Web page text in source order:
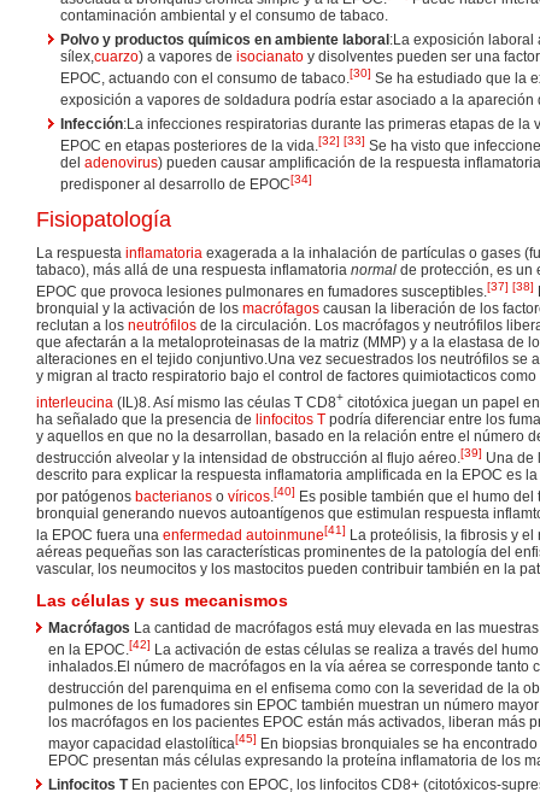
contaminación ambiental y el consumo de tabaco.
Polvo y productos químicos en ambiente laboral:La exposición laboral
sílex, cuarzo) a vapores de isocianato y disolventes pueden ser una
EPOC, actuando con el consumo de tabaco. [30] Se ha estudiado que la
exposición a vapores de soldadura podría estar asociado a la apareción
Infección:La infecciones respiratorias durante las primeras etapas de la
EPOC en etapas posteriores de la vida. [32] [33] Se ha visto que
del adenovirus) pueden causar amplificación de la respuesta
predisponer al desarrollo de EPOC[34]
Fisiopatología
La respuesta inflamatoria exagerada a la inhalación de partículas o gases
tabaco), más allá de una respuesta inflamatoria normal de protección, es un
EPOC que provoca lesiones pulmonares en fumadores susceptibles. [37] [38]
bronquial y la activación de los macrófagos causan la liberación de los
reclutan a los neutrófilos de la circulación. Los macrófagos y neutrófilos
que afectarán a la metaloproteinasas de la matriz (MMP) y a la elastasa de
alteraciones en el tejido conjuntivo.Una vez secuestrados los neutrófilos se
y migran al tracto respiratorio bajo el control de factores quimiotacticos
interleucina (IL)8. Así mismo las céulas T CD8+ citotóxica juegan un papel
ha señalado que la presencia de linfocitos T podría diferenciar entre los
y aquellos en que no la desarrollan, basado en la relación entre el número
destrucción alveolar y la intensidad de obstrucción al flujo aéreo.[39] Una de
descrito para explicar la respuesta inflamatoria amplificada en la EPOC es
por patógenos bacterianos o víricos.[40] Es posible también que el humo
bronquial generando nuevos autoantígenos que estimulan respuesta
la EPOC fuera una enfermedad autoinmune[41] La proteólisis, la fibrosis y
aéreas pequeñas son las características prominentes de la patología del
vascular, los neumocitos y los mastocitos pueden contribuir también en la
Las células y sus mecanismos
Macrófagos La cantidad de macrófagos está muy elevada en las
en la EPOC.[42] La activación de estas células se realiza a través del
inhalados.El número de macrófagos en la vía aérea se corresponde tanto
destrucción del parenquima en el enfisema como con la severidad de la
pulmones de los fumadores sin EPOC también muestran un número
los macrófagos en los pacientes EPOC están más activados, liberan más
mayor capacidad elastolítica[45] En biopsias bronquiales se ha
EPOC presentan más células expresando la proteína inflamatoria de los
Linfocitos TEn pacientes con EPOC, los linfocitos CD8+ (citotóxicos-